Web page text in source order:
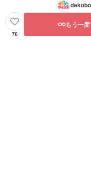
76
もう一